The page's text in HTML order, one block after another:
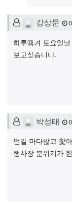
강상
강상문
하루땡겨 토요일
보고싶습니다.
박성
박성태
먼길 마다않고 찿
행사장 분위기가